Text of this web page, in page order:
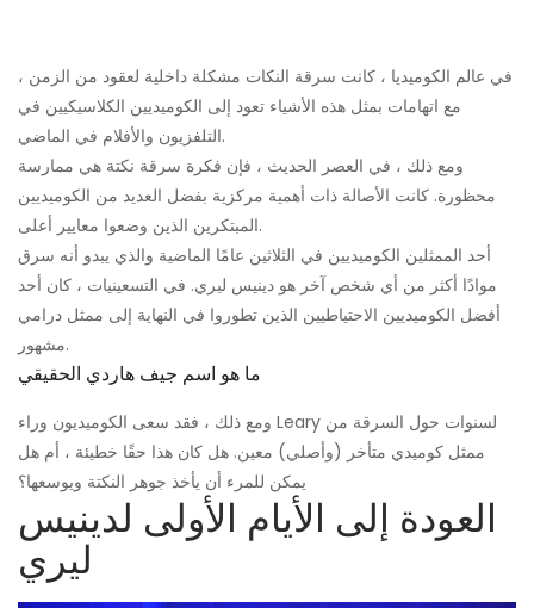
في عالم الكوميديا ​​، كانت سرقة النكات مشكلة داخلية لعقود من الزمن ،
مع اتهامات بمثل هذه الأشياء تعود إلى الكوميديين الكلاسيكيين في
التلفزيون والأفلام في الماضي.
ومع ذلك ، في العصر الحديث ، فإن فكرة سرقة نكتة هي ممارسة
محظورة. كانت الأصالة ذات أهمية مركزية بفضل العديد من الكوميديين
المبتكرين الذين وضعوا معايير أعلى.
أحد الممثلين الكوميديين في الثلاثين عامًا الماضية والذي يبدو أنه سرق
موادًا أكثر من أي شخص آخر هو دينيس ليري. في التسعينيات ، كان أحد
أفضل الكوميديين الاحتياطيين الذين تطوروا في النهاية إلى ممثل درامي
مشهور.
ما هو اسم جيف هاردي الحقيقي
ومع ذلك ، فقد سعى الكوميديون وراء Leary لسنوات حول السرقة من
ممثل كوميدي متأخر (وأصلي) معين. هل كان هذا حقًا خطيئة ، أم هل
يمكن للمرء أن يأخذ جوهر النكتة ويوسعها؟
العودة إلى الأيام الأولى لدينيس
ليري